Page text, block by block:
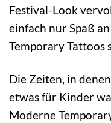
Festival-Look
einfach nur Spaß
Temporary Tattoos
Die Zeiten, in
etwas für Kinder
Moderne